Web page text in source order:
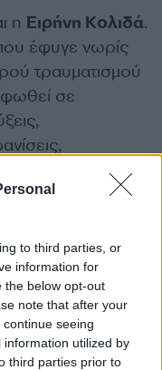
to third parties, or
information for
the below opt-out
note that after your
seeing
utilized by
third parties prior to
η Ειρήνη Κολιδά.
έφυγε νωρίς
τραυματισμού
σε
τα κατορθώματα
κυκλοφορεί
“